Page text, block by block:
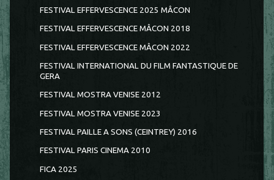
FESTIVAL EFFERVESCENCE 2025 MÂCON
FESTIVAL EFFERVESCENCE MÂCON 2018
FESTIVAL EFFERVESCENCE MÂCON 2022
FESTIVAL INTERNATIONAL DU FILM FANTASTIQUE DE
GERA
FESTIVAL MOSTRA VENISE 2012
FESTIVAL MOSTRA VENISE 2023
FESTIVAL PAILLE A SONS (CEINTREY) 2016
FESTIVAL PARIS CINEMA 2010
FICA 2025